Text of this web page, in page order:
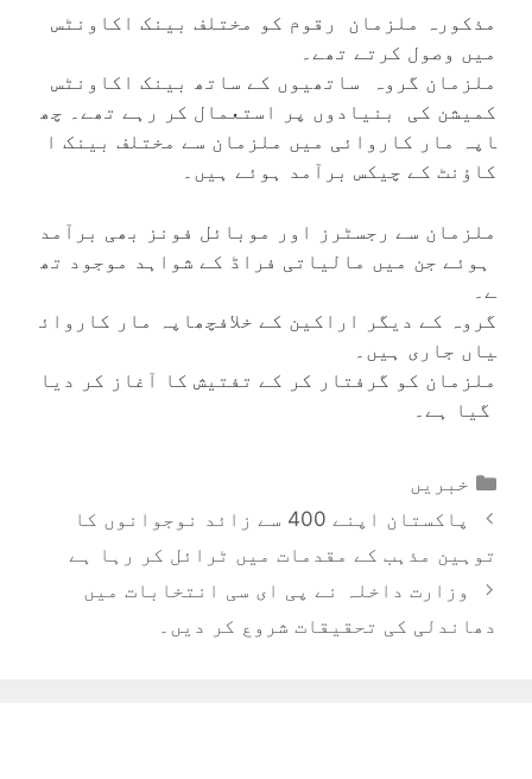
مذکورہ ملزمان رقوم کو مختلف بینک اکاونٹس
میں وصول کرتے تھے۔
ملزمان گروہ ساتھیوں کے ساتھ بینک اکاونٹس
کمیشن کی بنیادوں پر استعمال کر رہے تھے۔ چھ
اپہ مار کاروائی میں ملزمان سے مختلف بینک ا
کاؤنٹ کے چیکس برآمد ہوئے ہیں۔
ملزمان سے رجسٹرز اور موبائل فونز بھی برآمد
ہوئے جن میں مالیاتی فراڈ کے شواہد موجود تھ
ے۔
گروہ کے دیگر اراکین کے خلافچھاپہ مار کاروائ
یاں جاری ہیں۔
ملزمان کو گرفتار کر کے تفتیش کا آغاز کر دیا
گیا ہے۔
Categories
خبریں
پاکستان اپنے 400 سے زائد نوجوانوں کا
توہین مذہب کے مقدمات میں ٹرائل کر رہا ہے
وزارت داخلہ نے پی ای سی انتخابات میں
دھاندلی کی تحقیقات شروع کر دیں۔